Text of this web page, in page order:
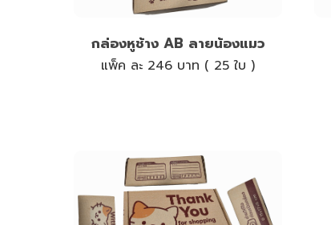
กล่องหูช้าง AB ลายน้องแมว
แพ็ค ละ 246 บาท ( 25 ใบ )